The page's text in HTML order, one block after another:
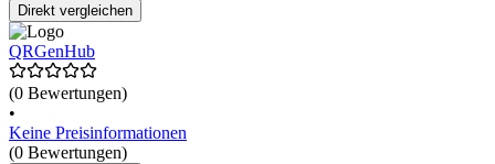
Direkt vergleichen
QRGenHub
(0 Bewertungen)
•
Keine Preisinformationen
(0 Bewertungen)